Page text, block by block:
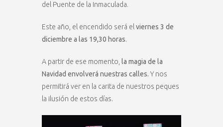
del Puente de la Inmaculada.
Este año, el encendido será el viernes 3 de
diciembre a las 19,30 horas.
A partir de ese momento, la magia de la
Navidad envolverá nuestras calles. Y nos
permitirá ver en la carita de nuestros peques
la ilusión de estos días.